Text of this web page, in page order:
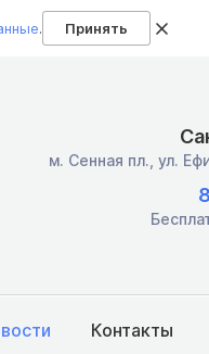
. Принять
м. Сенная пл., ул.
Контакты